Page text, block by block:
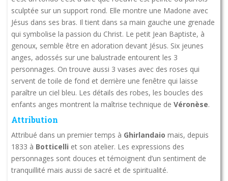
sculptée sur un support rond. Elle montre une Madone avec
Jésus dans ses bras. Il tient dans sa main gauche une grenade
qui symbolise la passion du Christ. Le petit Jean Baptiste, à
genoux, semble être en adoration devant Jésus. Six jeunes
anges, adossés sur une balustrade entourent les 3
personnages. On trouve aussi 3 vases avec des roses qui
servent de toile de fond et derrière une fenêtre qui laisse
paraître un ciel bleu. Les détails des robes, les boucles des
enfants anges montrent la maîtrise technique de Véronèse.
Attribution
Attribué dans un premier temps à Ghirlandaio mais, depuis
1833 à Botticelli et son atelier. Les expressions des
personnages sont douces et témoignent d’un sentiment de
tranquillité mais aussi de sacré et de spiritualité.